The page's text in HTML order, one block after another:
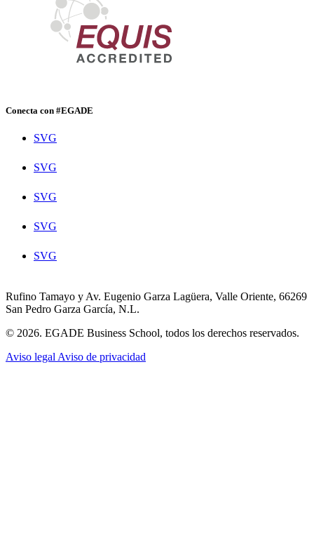
Conecta con #EGADE
SVG
SVG
SVG
SVG
SVG
Rufino Tamayo y Av. Eugenio Garza Lagüera, Valle Oriente, 66269
San Pedro Garza García, N.L.
© 2026. EGADE Business School, todos los derechos reservados.
Aviso legal Aviso de privacidad